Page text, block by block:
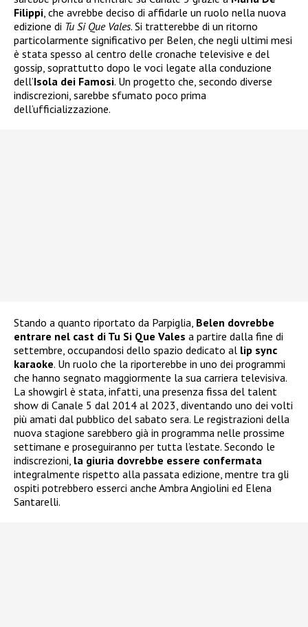
Filippi , che avrebbe deciso di affidarle un ruolo nella nuova
edizione di Tu Si Que Vales. Si tratterebbe di un ritorno
particolarmente significativo per Belen, che negli ultimi mesi
è stata spesso al centro delle cronache televisive e del
gossip, soprattutto dopo le voci legate alla conduzione
dell’Isola dei Famosi. Un progetto che, secondo diverse
indiscrezioni, sarebbe sfumato poco prima
dell’ufficializzazione.
Stando a quanto riportato da Parpiglia, Belen dovrebbe
entrare nel cast di Tu Si Que Vales a partire dalla fine di
settembre, occupandosi dello spazio dedicato al lip sync
karaoke. Un ruolo che la riporterebbe in uno dei programmi
che hanno segnato maggiormente la sua carriera televisiva.
La showgirl è stata, infatti, una presenza fissa del talent
show di Canale 5 dal 2014 al 2023, diventando uno dei volti
più amati dal pubblico del sabato sera. Le registrazioni della
nuova stagione sarebbero già in programma nelle prossime
settimane e proseguiranno per tutta l’estate. Secondo le
indiscrezioni, la giuria dovrebbe essere confermata
integralmente rispetto alla passata edizione, mentre tra gli
ospiti potrebbero esserci anche Ambra Angiolini ed Elena
Santarelli.